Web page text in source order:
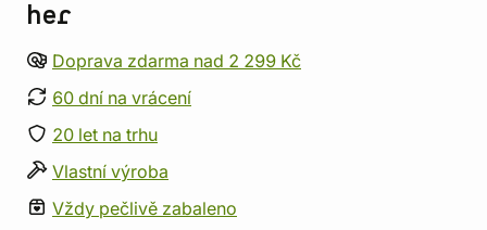
her
Doprava zdarma nad 2 299 Kč
60 dní na vrácení
20 let na trhu
Vlastní výroba
Vždy pečlivě zabaleno